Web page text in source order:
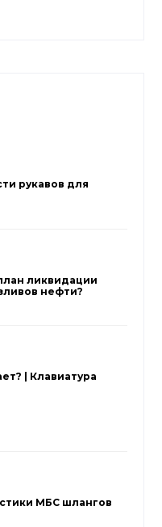
рукавов для
ликвидации
нефти?
| Клавиатура
МБС шлангов